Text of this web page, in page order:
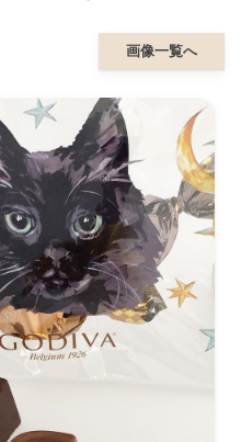
画像一覧へ